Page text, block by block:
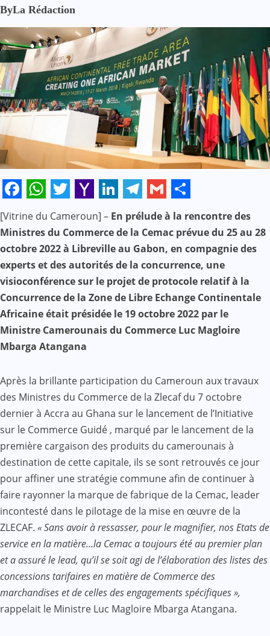
ByLa Rédaction
Facebook
WhatsApp
Twitter
Yahoo
Mail
LinkedIn
Telegram
GmailShare
[Vitrine du Cameroun] – En prélude à la rencontre des
Ministres du Commerce de la Cemac prévue du 25 au 28
octobre 2022 à Libreville au Gabon, en compagnie des
experts et des autorités de la concurrence, une
visioconférence sur le projet de protocole relatif à la
Concurrence de la Zone de Libre Echange Continentale
Africaine était présidée le 19 octobre 2022 par le
Ministre Camerounais du Commerce Luc Magloire
Mbarga Atangana
Après la brillante participation du Cameroun aux travaux
des Ministres du Commerce de la Zlecaf du 7 octobre
dernier à Accra au Ghana sur le lancement de l’Initiative
sur le Commerce Guidé , marqué par le lancement de la
première cargaison des produits du camerounais à
destination de cette capitale, ils se sont retrouvés ce jour
pour affiner une stratégie commune afin de continuer à
faire rayonner la marque de fabrique de la Cemac, leader
incontesté dans le pilotage de la mise en œuvre de la
ZLECAF. « Sans avoir à ressasser, pour le magnifier, nos Etats de
service en la matière…la Cemac a toujours été au premier plan
et a assuré le lead, qu’il se soit agi de l’élaboration des listes des
concessions tarifaires en matière de Commerce des
marchandises et de celles des engagements spécifiques »,
rappelait le Ministre Luc Magloire Mbarga Atangana.